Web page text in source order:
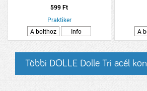
599 Ft
Praktiker
A bolthoz
Info
A
Többi DOLLE Dolle Tri acél